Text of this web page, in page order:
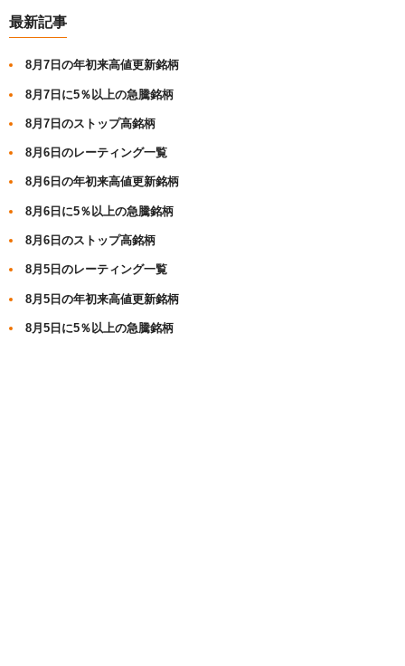
最新記事
8月7日の年初来高値更新銘柄
8月7日に5％以上の急騰銘柄
8月7日のストップ高銘柄
8月6日のレーティング一覧
8月6日の年初来高値更新銘柄
8月6日に5％以上の急騰銘柄
8月6日のストップ高銘柄
8月5日のレーティング一覧
8月5日の年初来高値更新銘柄
8月5日に5％以上の急騰銘柄